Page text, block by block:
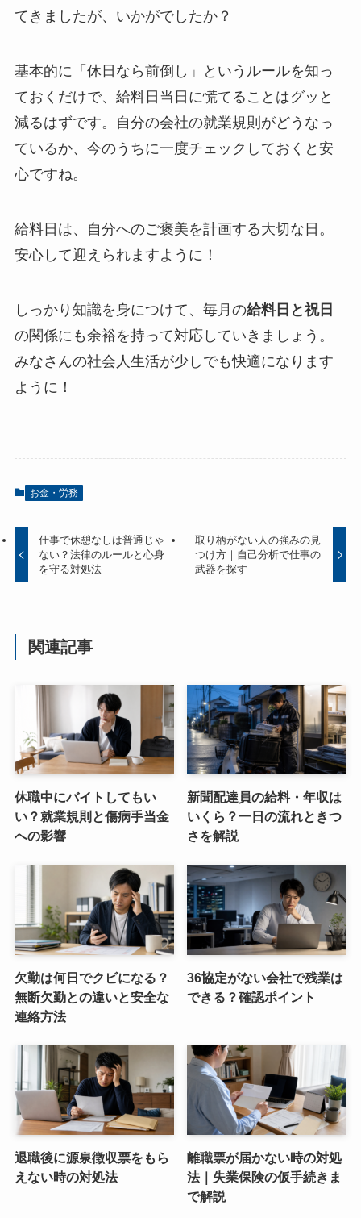
てきましたが、いかがでしたか？
基本的に「休日なら前倒し」というルールを知っ
ておくだけで、給料日当日に慌てることはグッと
減るはずです。自分の会社の就業規則がどうなっ
ているか、今のうちに一度チェックしておくと安
心ですね。
給料日は、自分へのご褒美を計画する大切な日。
安心して迎えられますように！
しっかり知識を身につけて、毎月の給料日と祝日
の関係にも余裕を持って対応していきましょう。
みなさんの社会人生活が少しでも快適になります
ように！
お金・労務
仕事で休憩なしは普通じゃ
ない？法律のルールと心身
を守る対処法
取り柄がない人の強みの見
つけ方｜自己分析で仕事の
武器を探す
関連記事
休職中にバイトしてもい
い？就業規則と傷病手当金
への影響
新聞配達員の給料・年収は
いくら？一日の流れときつ
さを解説
欠勤は何日でクビになる？
無断欠勤との違いと安全な
連絡方法
36協定がない会社で残業は
できる？確認ポイント
退職後に源泉徴収票をもら
えない時の対処法
離職票が届かない時の対処
法｜失業保険の仮手続きま
で解説